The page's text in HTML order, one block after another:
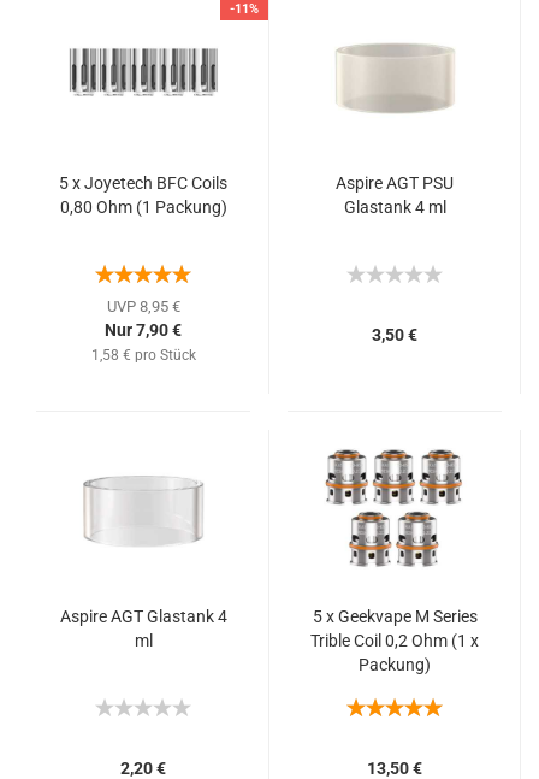
-11%
5 x Joyetech BFC Coils
0,80 Ohm (1 Packung)
UVP 8,95 €
Nur 7,90 €
1,58 € pro Stück
Aspire AGT PSU
Glastank 4 ml
3,50 €
Aspire AGT Glastank 4
ml
2,20 €
5 x Geekvape M Series
Trible Coil 0,2 Ohm (1 x
Packung)
13,50 €